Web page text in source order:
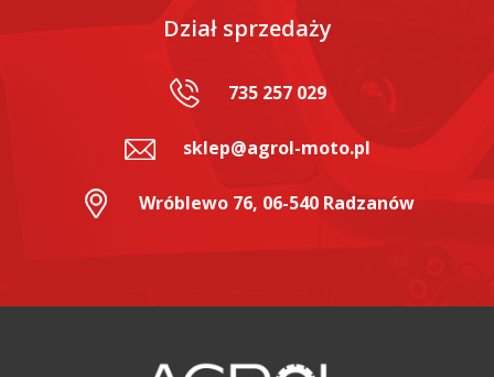
Dział sprzedaży
735 257 029
sklep@agrol-moto.pl
Wróblewo 76, 06-540 Radzanów